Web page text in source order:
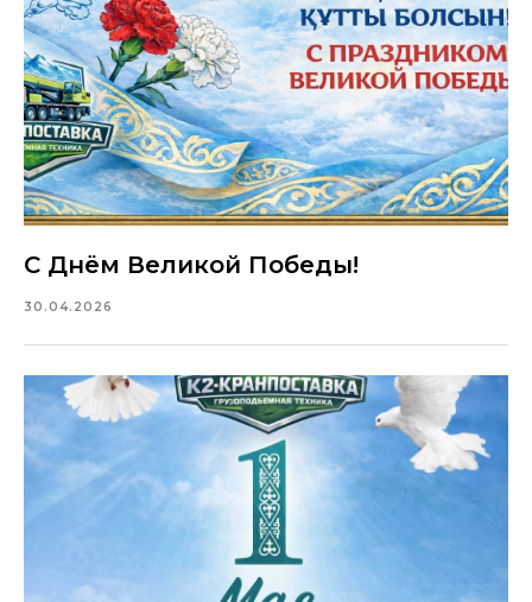
С Днём Великой Победы!
30.04.2026